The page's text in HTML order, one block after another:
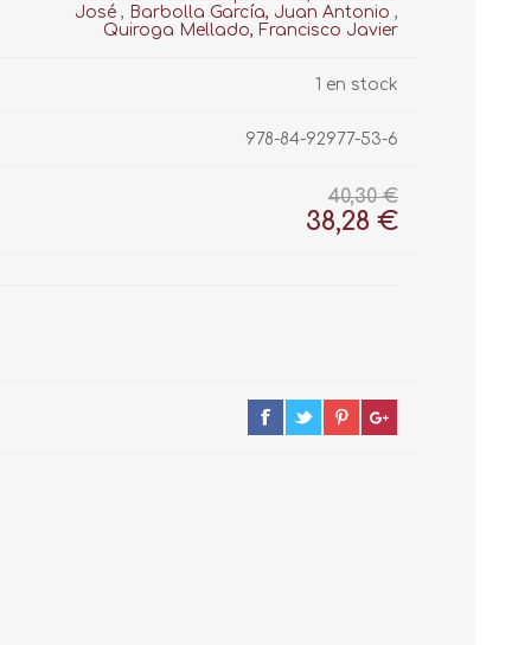
José , Barbolla García, Juan Antonio ,
Quiroga Mellado, Francisco Javier
1 en stock
978-84-92977-53-6
40,30 €
38,28 €